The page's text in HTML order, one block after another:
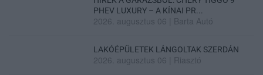
PHEV LUXURY – A KÍNAI PR...
2026. augusztus 06 Barta Autó
LAKÓÉPÜLETEK LÁNGOLTAK SZERDÁN
2026. augusztus 06 Riasztó